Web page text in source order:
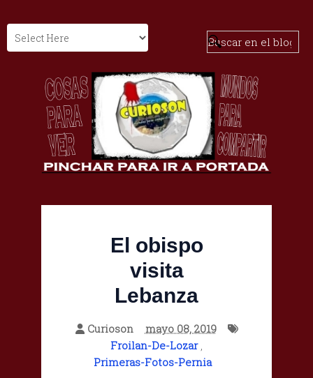
El obispo
visita
Lebanza
Curioson
mayo 08, 2019
Froilan-De-Lozar,
Primeras-Fotos-Pernia